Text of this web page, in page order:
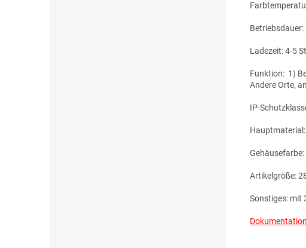
Betriebsdauer:
Ladezeit: 4-5
Funktion: 1)
Andere Orte,
IP-
Gehäusefarbe:
Artikelgröße:
Sonstiges: mit